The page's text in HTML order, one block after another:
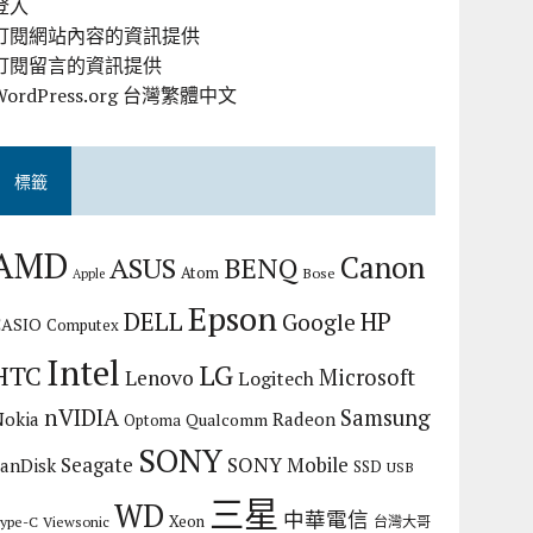
入
閱網站內容的資訊提供
閱留言的資訊提供
台灣繁體中文
標籤
Apple ASUS Atom BENQ Bose Canon
Computex DELLEpson Google HP
Intel Lenovo LGLogitechMicrosoft
nVIDIA Optoma Qualcomm Radeon Samsung
Seagate SONY SONY Mobile SSD USB
C Viewsonic WD Xeon 三星 中華電信 台灣大哥